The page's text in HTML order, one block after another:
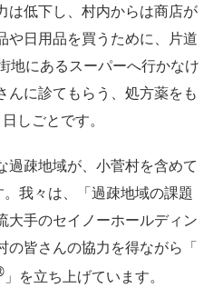
は低下し、村内からは商店が
や日用品を買うために、片道
地にあるスーパーへ行かなけ
んに診てもらう、処方薬をも
しごとです。
過疎地域が、小菅村を含めて
我々は、「過疎地域の課題
大手のセイノーホールディン
の皆さんの協力を得ながら「
」を立ち上げています。